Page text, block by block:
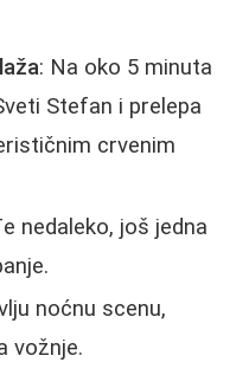
: Na oko 5 minuta
Stefan i prelepa
crvenim
nedaleko, još jedna
noćnu scenu,
vožnje.